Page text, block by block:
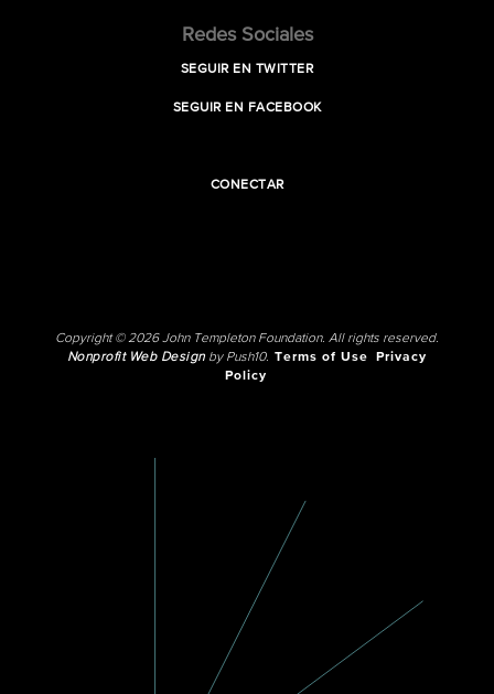
Redes Sociales
SEGUIR EN TWITTER
SEGUIR EN FACEBOOK
CONECTAR
Copyright © 2026 John Templeton Foundation. All rights reserved.
Nonprofit Web Designby Push10. Terms of Use
Privacy
Policy